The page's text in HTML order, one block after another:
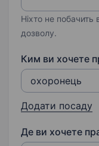
Ніхто не побачить
дозволу.
Ким ви хочете
Додати посаду
Де ви хочете